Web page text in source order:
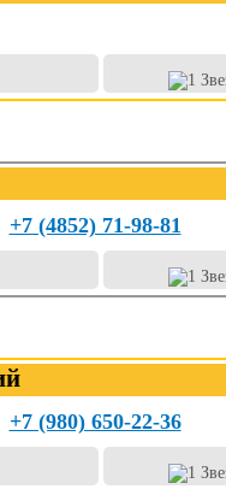
+7 (4852) 71-98-81
+7 (980) 650-22-36